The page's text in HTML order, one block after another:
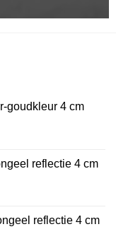
goudkleur 4 cm
reflectie 4 cm
reflectie 4 cm